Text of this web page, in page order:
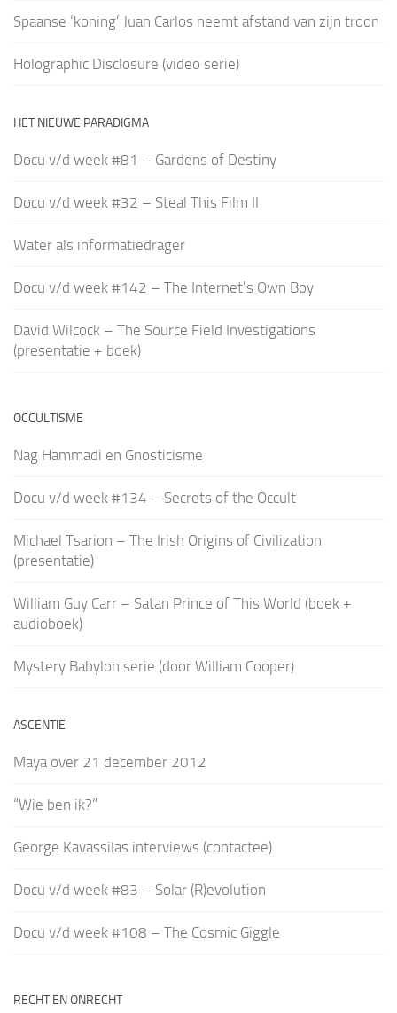
Spaanse ‘koning’ Juan Carlos neemt afstand van zijn troon
Holographic Disclosure (video serie)
HET NIEUWE PARADIGMA
Docu v/d week #81 – Gardens of Destiny
Docu v/d week #32 – Steal This Film II
Water als informatiedrager
Docu v/d week #142 – The Internet’s Own Boy
David Wilcock – The Source Field Investigations
(presentatie + boek)
OCCULTISME
Nag Hammadi en Gnosticisme
Docu v/d week #134 – Secrets of the Occult
Michael Tsarion – The Irish Origins of Civilization
(presentatie)
William Guy Carr – Satan Prince of This World (boek +
audioboek)
Mystery Babylon serie (door William Cooper)
ASCENTIE
Maya over 21 december 2012
“Wie ben ik?”
George Kavassilas interviews (contactee)
Docu v/d week #83 – Solar (R)evolution
Docu v/d week #108 – The Cosmic Giggle
RECHT EN ONRECHT